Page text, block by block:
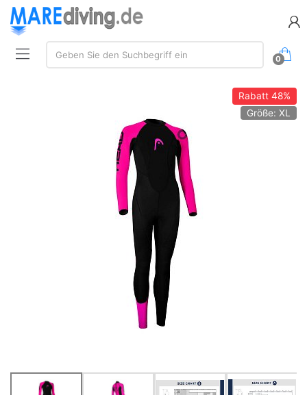
Suche:
Geben Sie den Suchbegriff ein
0
Rabatt48%
Größe: XL